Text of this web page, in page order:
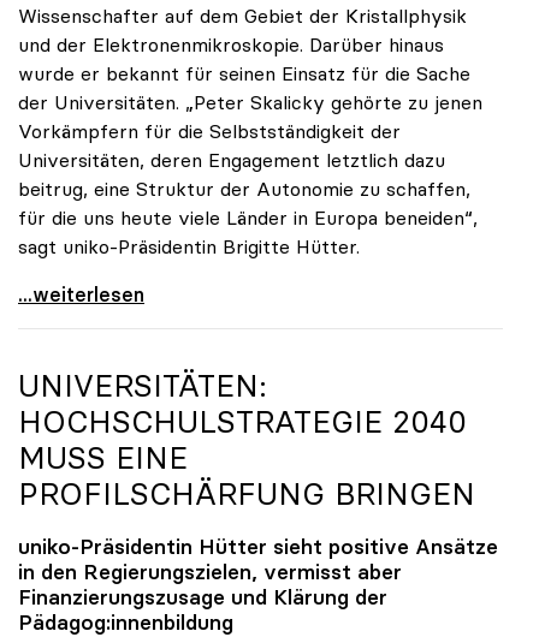
Wissenschafter auf dem Gebiet der Kristallphysik
und der Elektronenmikroskopie. Darüber hinaus
wurde er bekannt für seinen Einsatz für die Sache
der Universitäten. „Peter Skalicky gehörte zu jenen
Vorkämpfern für die Selbstständigkeit der
Universitäten, deren Engagement letztlich dazu
beitrug, eine Struktur der Autonomie zu schaffen,
für die uns heute viele Länder in Europa beneiden“,
sagt uniko-Präsidentin Brigitte Hütter.
uniko trauert um ehemaligen Präsidenten Peter
...weiterlesen
UNIVERSITÄTEN:
HOCHSCHULSTRATEGIE 2040
MUSS EINE
PROFILSCHÄRFUNG BRINGEN
uniko-Präsidentin Hütter sieht positive Ansätze
in den Regierungszielen, vermisst aber
Finanzierungszusage und Klärung der
Pädagog:innenbildung